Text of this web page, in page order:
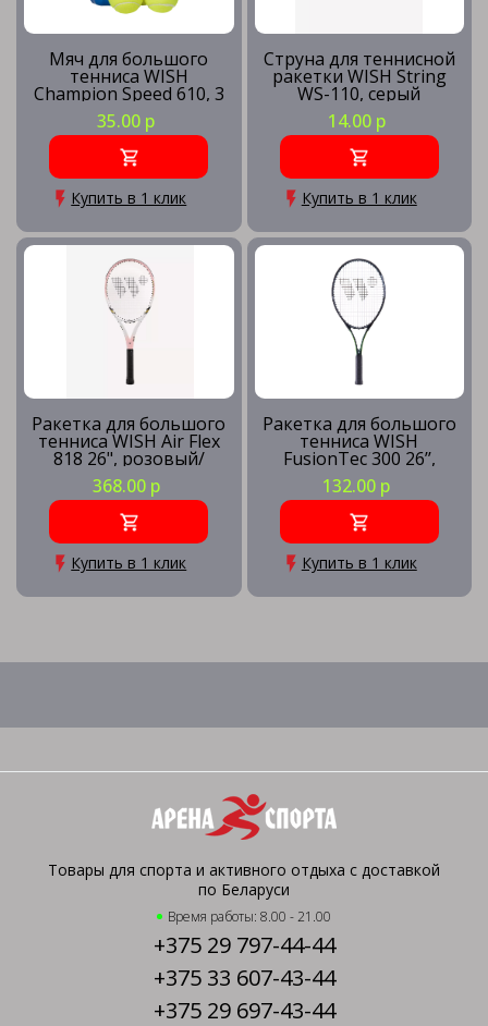
Мяч для большого
тенниса WISH
Champion Speed 610, 3
шт.
35.00 р
Купить в 1 клик
Струна для теннисной
ракетки WISH String
WS-110, серый
14.00 р
Купить в 1 клик
Ракетка для большого
тенниса WISH Air Flex
818 26", розовый/
белый
368.00 р
Купить в 1 клик
Ракетка для большого
тенниса WISH
FusionTec 300 26’’,
зеленый
132.00 р
Купить в 1 клик
Товары для спорта и активного отдыха с доставкой
по Беларуси
Время работы: 8.00 - 21.00
+375 29 797-44-44
+375 33 607-43-44
+375 29 697-43-44